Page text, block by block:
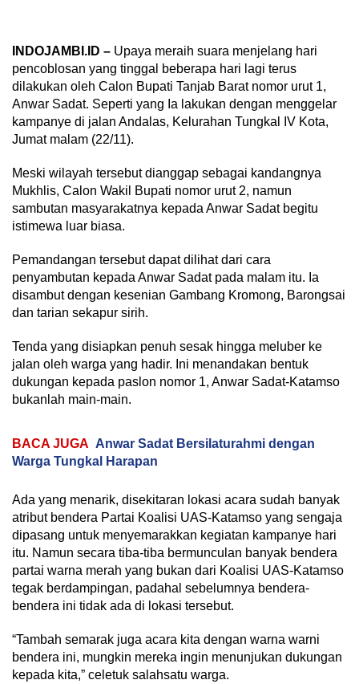
INDOJAMBI.ID – Upaya meraih suara menjelang hari
pencoblosan yang tinggal beberapa hari lagi terus
dilakukan oleh Calon Bupati Tanjab Barat nomor urut 1,
Anwar Sadat. Seperti yang Ia lakukan dengan menggelar
kampanye di jalan Andalas, Kelurahan Tungkal IV Kota,
Jumat malam (22/11).
Meski wilayah tersebut dianggap sebagai kandangnya
Mukhlis, Calon Wakil Bupati nomor urut 2, namun
sambutan masyarakatnya kepada Anwar Sadat begitu
istimewa luar biasa.
Pemandangan tersebut dapat dilihat dari cara
penyambutan kepada Anwar Sadat pada malam itu. Ia
disambut dengan kesenian Gambang Kromong, Barongsai
dan tarian sekapur sirih.
Tenda yang disiapkan penuh sesak hingga meluber ke
jalan oleh warga yang hadir. Ini menandakan bentuk
dukungan kepada paslon nomor 1, Anwar Sadat-Katamso
bukanlah main-main.
BACA JUGA Anwar Sadat Bersilaturahmi dengan
Warga Tungkal Harapan
Ada yang menarik, disekitaran lokasi acara sudah banyak
atribut bendera Partai Koalisi UAS-Katamso yang sengaja
dipasang untuk menyemarakkan kegiatan kampanye hari
itu. Namun secara tiba-tiba bermunculan banyak bendera
partai warna merah yang bukan dari Koalisi UAS-Katamso
tegak berdampingan, padahal sebelumnya bendera-
bendera ini tidak ada di lokasi tersebut.
“Tambah semarak juga acara kita dengan warna warni
bendera ini, mungkin mereka ingin menunjukan dukungan
kepada kita,” celetuk salahsatu warga.